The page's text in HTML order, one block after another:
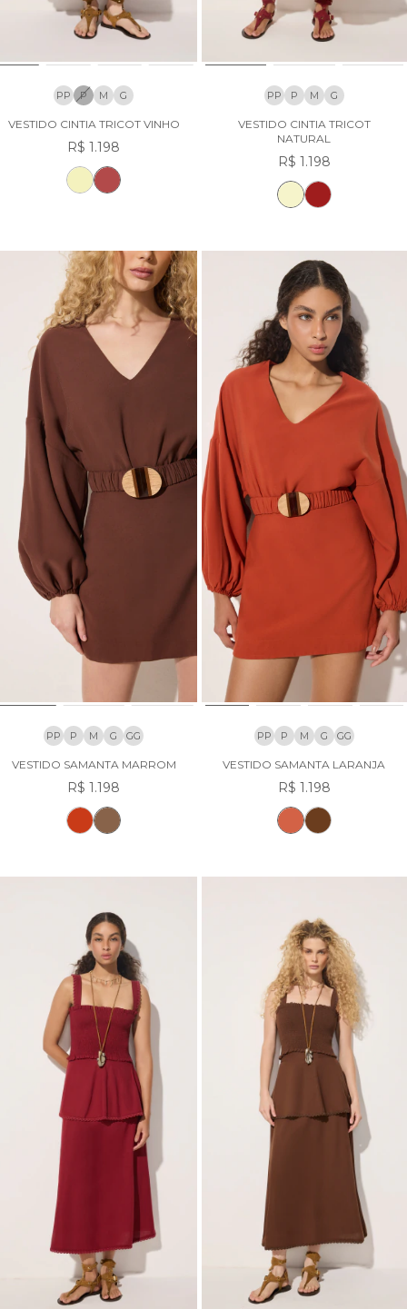
PP P M G
VESTIDO CINTIA TRICOT VINHO
R$ 1.198
PP P M G
VESTIDO CINTIA TRICOT
NATURAL
R$ 1.198
PP P M G GG
VESTIDO SAMANTA MARROM
R$ 1.198
PP P M G GG
VESTIDO SAMANTA LARANJA
R$ 1.198